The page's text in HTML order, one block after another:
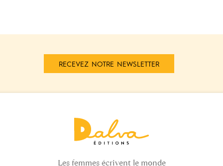
RECEVEZ NOTRE NEWSLETTER
Les femmes écrivent le monde